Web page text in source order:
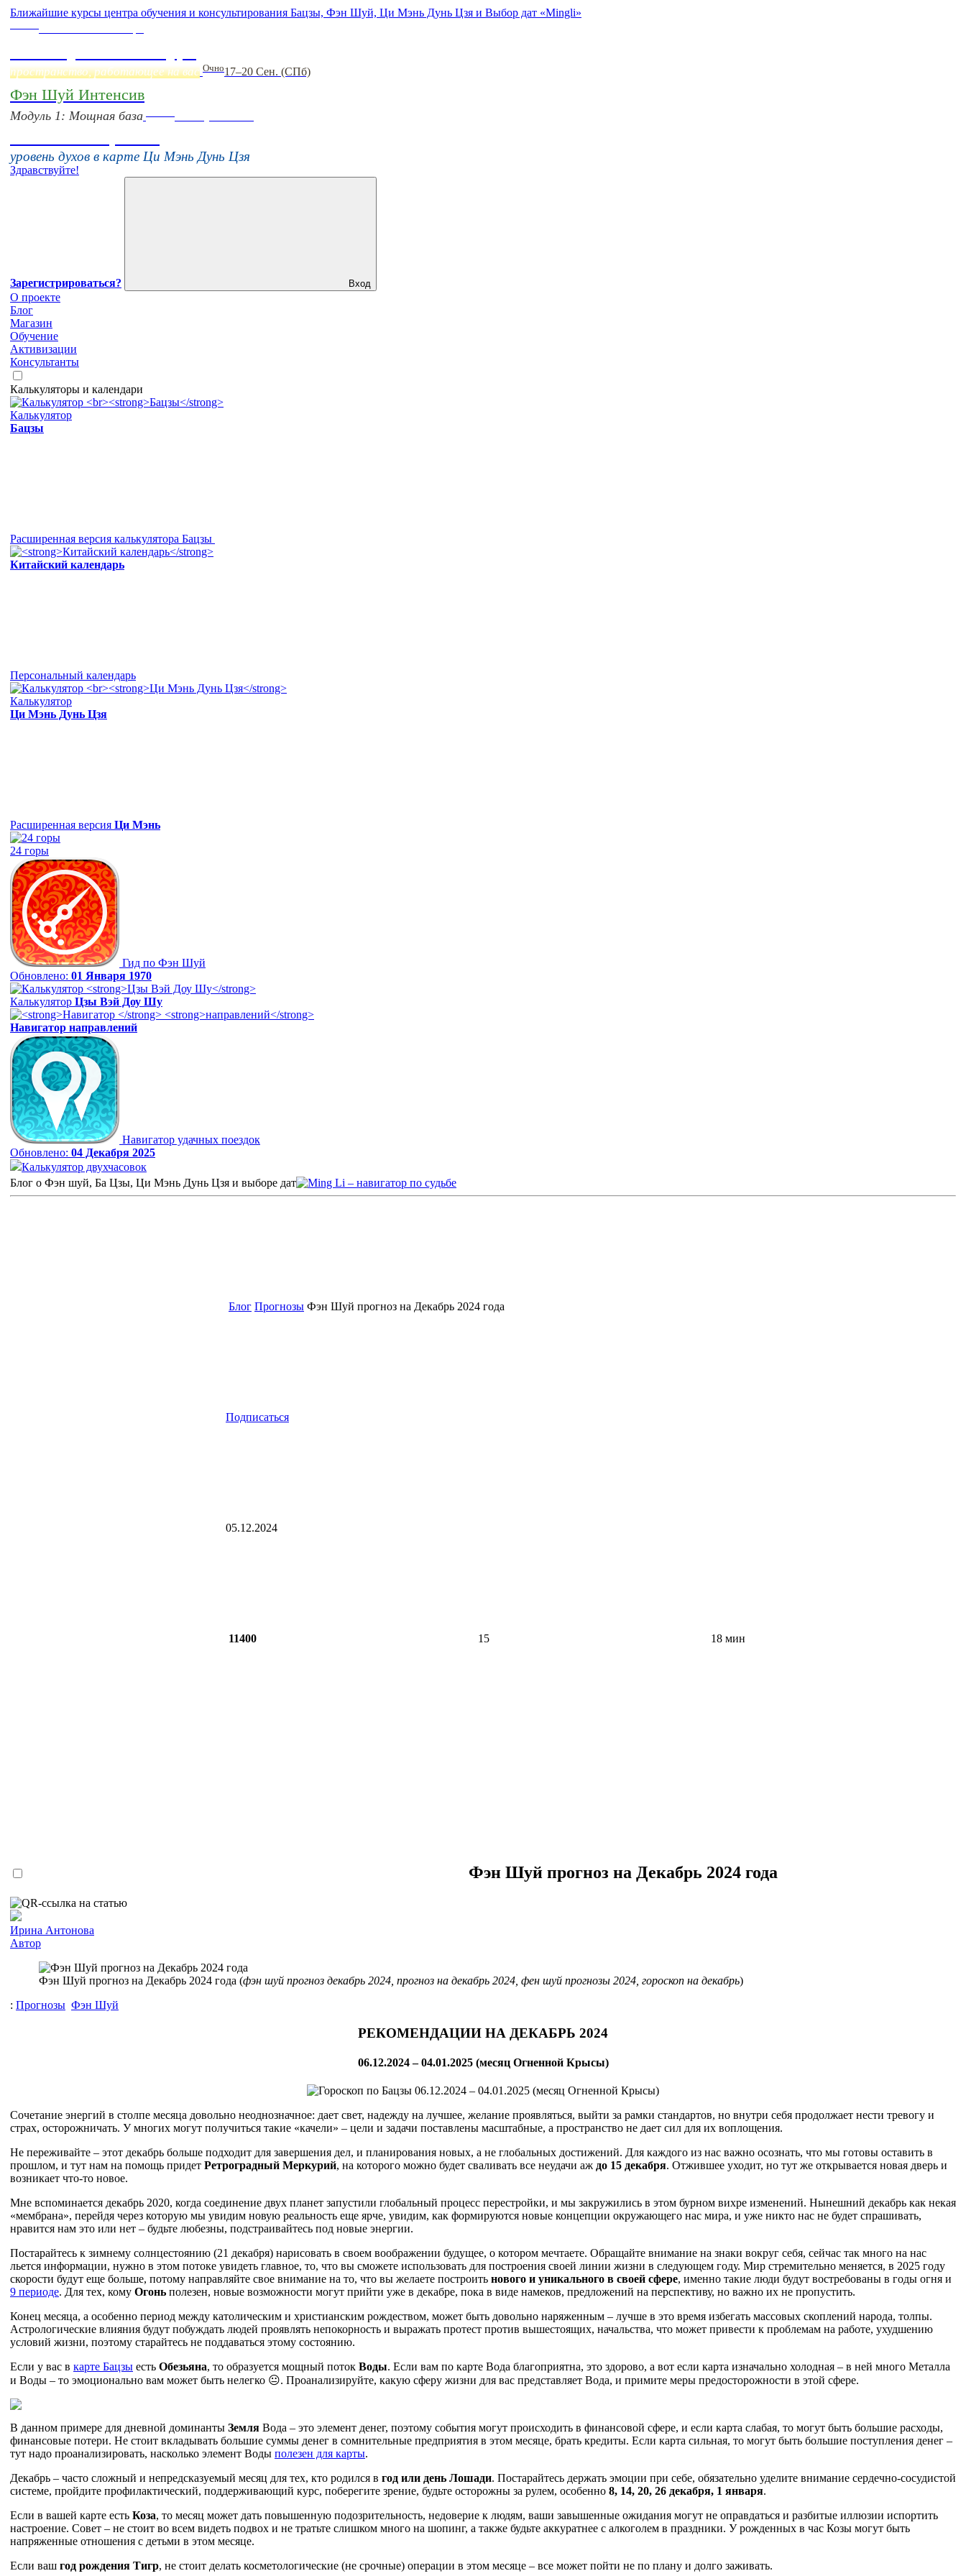
Ближайшие курсы центра обучения и консультирования Бацзы, Фэн Шуй, Ци Мэнь Дунь Цзя и Выбор дат «Mingli»
пространство, работающее на вас Очно17–20 Сен. (СПб)
Фэн Шуй Интенсив
Модуль 1: Мощная база
уровень духов в карте Ци Мэнь Дунь Цзя
Здравствуйте!
Зарегистрироваться? Вход
О проекте
Блог
Магазин
Обучение
Активизации
Консультанты
Калькуляторы и календари
Калькулятор
Бацзы
Расширенная версия калькулятора Бацзы
Китайский календарь
Персональный календарь
Калькулятор
Ци Мэнь Дунь Цзя
Расширенная версия Ци Мэнь
24 горы
Гид по Фэн Шуй
Обновлено: 01 Января 1970
Калькулятор Цзы Вэй Доу Шу
Навигатор направлений
Навигатор удачных поездок
Обновлено: 04 Декабря 2025
Калькулятор двухчасовок
Блог о Фэн шуй, Ба Цзы, Ци Мэнь Дунь Цзя и выборе дат
Блог Прогнозы Фэн Шуй прогноз на Декабрь 2024 года
Подписаться
05.12.2024
11400 15 18 мин
Фэн Шуй прогноз на Декабрь 2024 года
Ирина Антонова
Автор
Фэн Шуй прогноз на Декабрь 2024 года (фэн шуй прогноз декабрь 2024, прогноз на декабрь 2024, фен шуй прогнозы 2024, гороскоп на декабрь)
: Прогнозы Фэн Шуй
РЕКОМЕНДАЦИИ НА ДЕКАБРЬ 2024
06.12.2024 – 04.01.2025 (месяц Огненной Крысы)
Сочетание энергий в столпе месяца довольно неоднозначное: дает свет, надежду на лучшее, желание проявляться, выйти за рамки стандартов, но внутри себя продолжает нести тревогу и
страх, осторожничать. У многих могут получиться такие «качели» – цели и задачи поставлены масштабные, а пространство не дает сил для их воплощения.
Не переживайте – этот декабрь больше подходит для завершения дел, и планирования новых, а не глобальных достижений. Для каждого из нас важно осознать, что мы готовы оставить в
прошлом, и тут нам на помощь придет Ретроградный Меркурий, на которого можно будет сваливать все неудачи аж до 15 декабря. Отжившее уходит, но тут же открывается новая дверь и
возникает что-то новое.
Мне вспоминается декабрь 2020, когда соединение двух планет запустили глобальный процесс перестройки, и мы закружились в этом бурном вихре изменений. Нынешний декабрь как некая
«мембрана», перейдя через которую мы увидим новую реальность еще ярче, увидим, как формируются новые концепции окружающего нас мира, и уже никто нас не будет спрашивать,
нравится нам это или нет – будьте любезны, подстраивайтесь под новые энергии.
Постарайтесь к зимнему солнцестоянию (21 декабря) нарисовать в своем воображении будущее, о котором мечтаете. Обращайте внимание на знаки вокруг себя, сейчас так много на нас
льется информации, нужно в этом потоке увидеть главное, то, что вы сможете использовать для построения своей линии жизни в следующем году. Мир стремительно меняется, в 2025 году
скорости будут еще больше, потому направляйте свое внимание на то, что вы желаете построить нового и уникального в своей сфере, именно такие люди будут востребованы в годы огня и
9 периоде. Для тех, кому Огонь полезен, новые возможности могут прийти уже в декабре, пока в виде намеков, предложений на перспективу, но важно их не пропустить.
Конец месяца, а особенно период между католическим и христианским рождеством, может быть довольно наряженным – лучше в это время избегать массовых скоплений народа, толпы.
Астрологические влияния будут побуждать людей проявлять непокорность и выражать протест против вышестоящих, начальства, что может привести к проблемам на работе, ухудшению
условий жизни, поэтому старайтесь не поддаваться этому состоянию.
Если у вас в карте Бацзы есть Обезьяна, то образуется мощный поток Воды. Если вам по карте Вода благоприятна, это здорово, а вот если карта изначально холодная – в ней много Металла
и Воды – то эмоционально вам может быть нелегко 😐. Проанализируйте, какую сферу жизни для вас представляет Вода, и примите меры предосторожности в этой сфере.
В данном примере для дневной доминанты Земля Вода – это элемент денег, поэтому события могут происходить в финансовой сфере, и если карта слабая, то могут быть большие расходы,
финансовые потери. Не стоит вкладывать большие суммы денег в сомнительные предприятия в этом месяце, брать кредиты. Если карта сильная, то могут быть большие поступления денег –
тут надо проанализировать, насколько элемент Воды полезен для карты.
Декабрь – часто сложный и непредсказуемый месяц для тех, кто родился в год или день Лошади. Постарайтесь держать эмоции при себе, обязательно уделите внимание сердечно-сосудистой
системе, пройдите профилактический, поддерживающий курс, поберегите зрение, будьте осторожны за рулем, особенно 8, 14, 20, 26 декабря, 1 января.
Если в вашей карте есть Коза, то месяц может дать повышенную подозрительность, недоверие к людям, ваши завышенные ожидания могут не оправдаться и разбитые иллюзии испортить
настроение. Совет – не стоит во всем видеть подвох и не тратьте слишком много на шопинг, а также будьте аккуратнее с алкоголем в праздники. У рожденных в час Козы могут быть
напряженные отношения с детьми в этом месяце.
Если ваш год рождения Тигр, не стоит делать косметологические (не срочные) операции в этом месяце – все может пойти не по плану и долго заживать.